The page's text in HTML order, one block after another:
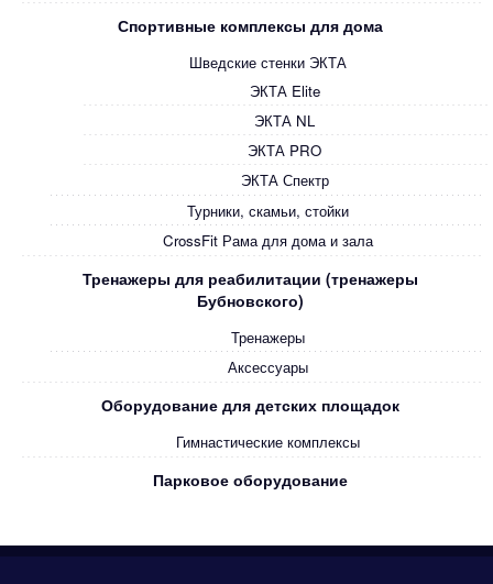
Спортивные комплексы для дома
Шведские стенки ЭКТА
ЭКТА Elite
ЭКТА NL
ЭКТА PRO
ЭКТА Спектр
Турники, скамьи, стойки
CrossFit Рама для дома и зала
Тренажеры для реабилитации (тренажеры
Бубновского)
Тренажеры
Аксессуары
Оборудование для детских площадок
Гимнастические комплексы
Парковое оборудование